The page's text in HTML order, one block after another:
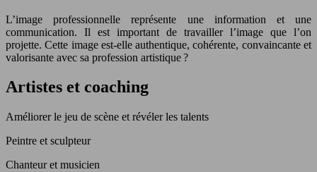
L’image professionnelle représente une information et une
communication. Il est important de travailler l’image que l’on
projette. Cette image est-elle authentique, cohérente, convaincante et
valorisante avec sa profession artistique ?
Artistes et coaching
Améliorer le jeu de scène et révéler les talents
Peintre et sculpteur
Chanteur et musicien